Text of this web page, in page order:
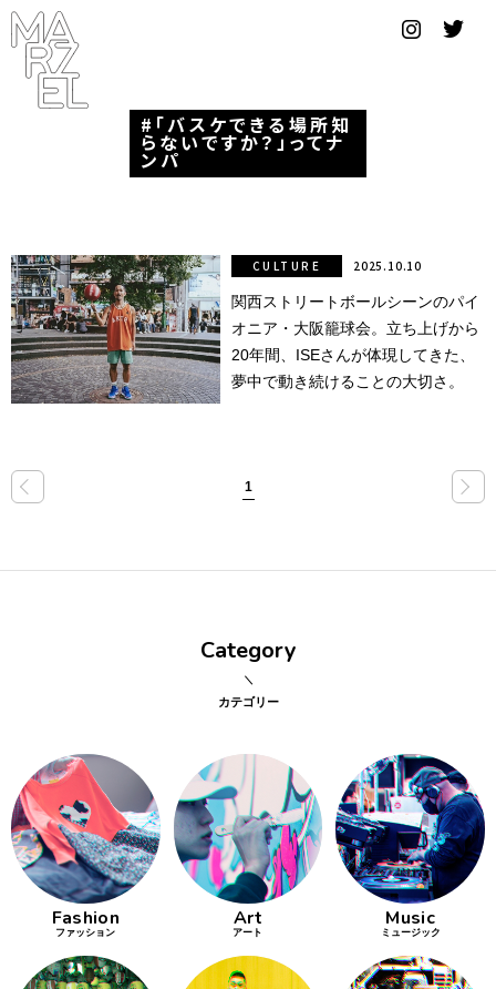
フィ
デザ
ナー
ー
プール
スーツ
ンテ
写真
阪
の文
化
とは応援
「バスケできる場所知
らないですか？」ってナ
ンパ
関西ストリートボールシーンのパイ
オニア・大阪籠球会。立ち上げから
20年間、ISEさんが体現してきた、
夢中で動き続けることの大切さ。
CULTURE 2025.10.10
« 1 »
Category
カテゴリー
Fashion
ファッション
Art
アート
Music
ミュージック